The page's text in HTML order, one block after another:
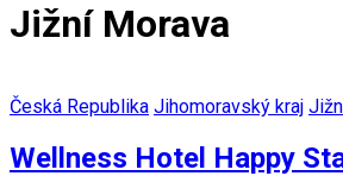
Jižní Morava
Česká Republika Jihomoravský kraj
Wellness Hotel Happy